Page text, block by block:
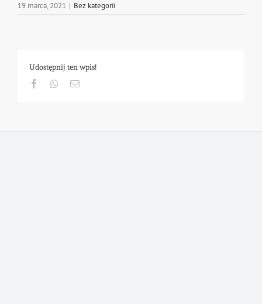
19 marca, 2021 | Bez kategorii
Udostępnij ten wpis!
FacebookWhatsapp
Email